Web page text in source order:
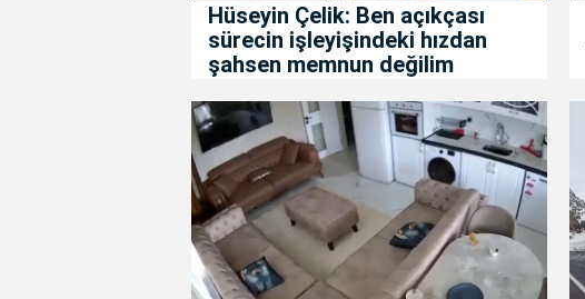
Hüseyin Çelik: Ben açıkçası
sürecin işleyişindeki hızdan
şahsen memnun değilim